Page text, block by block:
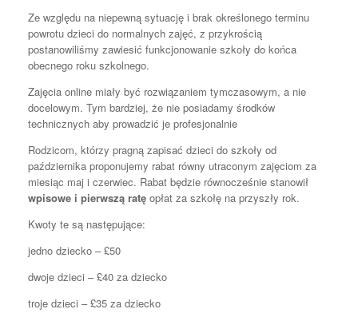
Ze względu na niepewną sytuację i brak określonego terminu
powrotu dzieci do normalnych zajęć, z przykrością
postanowiliśmy zawiesić funkcjonowanie szkoły do końca
obecnego roku szkolnego.
Zajęcia online miały być rozwiązaniem tymczasowym, a nie
docelowym. Tym bardziej, że nie posiadamy środków
technicznych aby prowadzić je profesjonalnie
Rodzicom, którzy pragną zapisać dzieci do szkoły od
października proponujemy rabat równy utraconym zajęciom za
miesiąc maj i czerwiec. Rabat będzie równocześnie stanowił
wpisowe i pierwszą ratę opłat za szkołę na przyszły rok.
Kwoty te są następujące:
jedno dziecko –£50
dwoje dzieci –£40 za dziecko
troje dzieci –£35 za dziecko